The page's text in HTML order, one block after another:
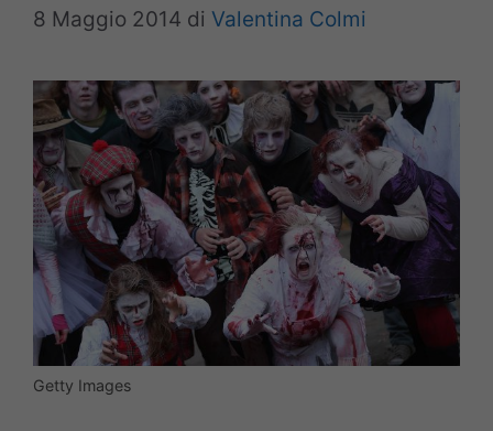
8 Maggio 2014 di Valentina Colmi
Getty Images